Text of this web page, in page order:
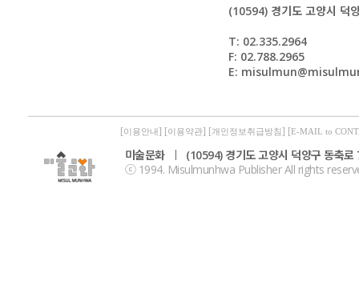
(10594) 경기도 고양시 덕
T: 02.335.2964
F: 02.788.2965
E:
[이용안내] [이용약관] [개인정보취급방침] [E-MAIL to
미술문화 |
(10594) 경기도 고양시 덕양구 동축
ⓒ 1994. Misulmunhwa Publisher All rights